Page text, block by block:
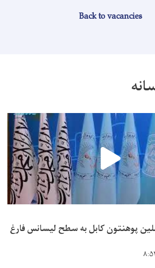
Back to vacancies
پوهنتون کابل به سطح لیسانس فارغ